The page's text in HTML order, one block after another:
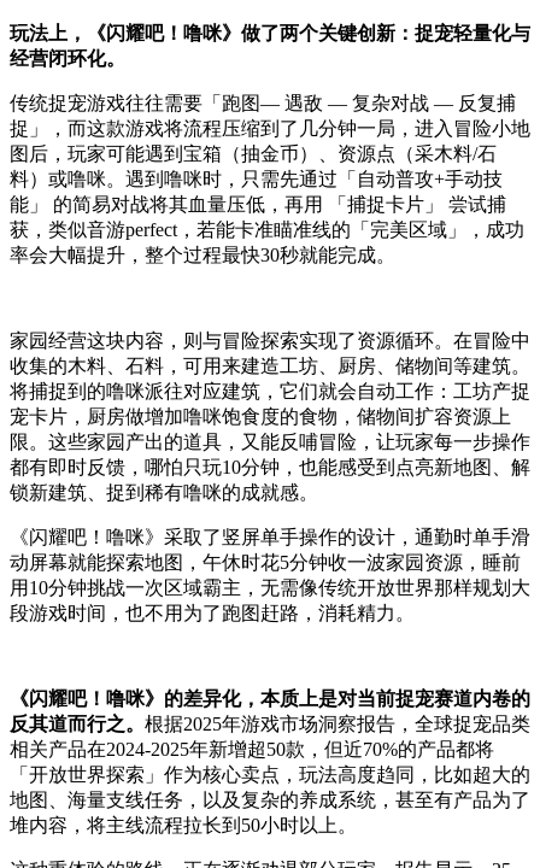
玩法上，《闪耀吧！噜咪》做了两个关键创新：捉宠轻量化与
经营闭环化。
传统捉宠游戏往往需要 「跑图— 遇敌 — 复杂对战 — 反复捕
捉」，而这款游戏将流程压缩到了几分钟一局 ， 进入 冒险小地
图后，玩家可能遇到宝箱（抽金币）、资源点（采木料/石
料）或噜咪。 遇到噜咪时，只需先通过 「自动普攻+手动技
能」 的简易对战将其血量压低，再用 「捕捉卡片」 尝试捕
获 ， 类似音游perfect ， 若能卡准瞄准线的「完美区域」，成功
率会大幅提升，整个过程最快30秒就能完成。
家园经营这块内容，则与冒险探索实现了资源循环。在冒险中
收集的木料、石料，可用来建造工坊、厨房、储物间等建筑。
将捕捉到的噜咪派往对应建筑，它们就会自动工作：工坊产捉
宠卡片，厨房做增加噜咪饱食度的食物，储物间扩容资源上
限。这些家园产出的道具，又能反哺冒险 ， 让玩家每一步操作
都有即时反馈，哪怕只玩10分钟，也能感受到点亮新地图
解
锁新建筑
捉到稀有噜咪的成就感。
《闪耀吧！噜咪》 采取了竖屏单手操作的设计 ， 通勤时单手滑
动屏幕就能探索地图，午休时花5分钟收一波家园资源，睡前
用 10分钟挑战一次区域霸主 ， 无需像传统开放世界那样规划大
段游戏时间，也不用为了跑图赶路 ， 消耗精力 。
《闪耀吧！噜咪》的差异化，本质上是对当前捉宠赛道内卷的
反其道而行之。 根据2025年游戏市场洞察报告，全球捉宠品类
相关产品在2024-2025年新增超50款，但近70%的产品都将
「开放世界探索」作为核心卖点，玩法高度趋同 ， 比如超大的
地图
海量支线任务 ， 以及复杂的养成系统，甚至有产品为了
堆内容，将主线流程拉长到 50小时以上。